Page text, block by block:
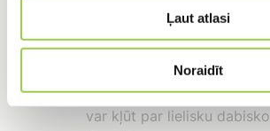
Ļaut atlasi
Noraidīt
ceļā uz ilgtspējīgu dzīvesveidu.
Kompostēšana. Bioloģiskie
piemēram, dārzeņu mizas
var kļūt par lielisku